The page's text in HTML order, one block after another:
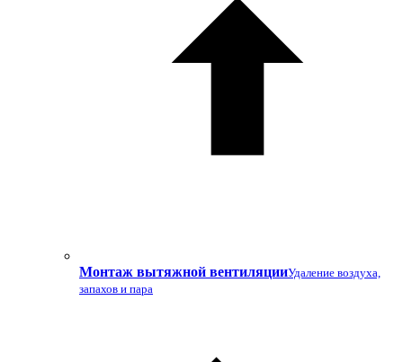
Монтаж вытяжной вентиляцииУдаление воздуха,
запахов и пара